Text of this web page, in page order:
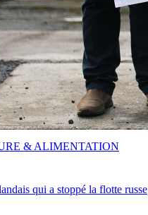
qui a stoppé la flotte russe
& ALIMENTATION